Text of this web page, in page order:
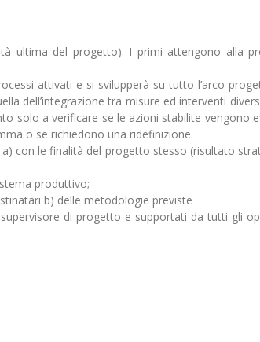
ultima del progetto). I primi attengono alla
attivati e si svilupperà su tutto l’arco
dell’integrazione tra misure ed interventi
solo a verificare se le azioni stabilite vengono
o se richiedono una ridefinizione.
con le finalità del progetto stesso (risultato
produttivo;
b) delle metodologie previste
di progetto e supportati da tutti gli